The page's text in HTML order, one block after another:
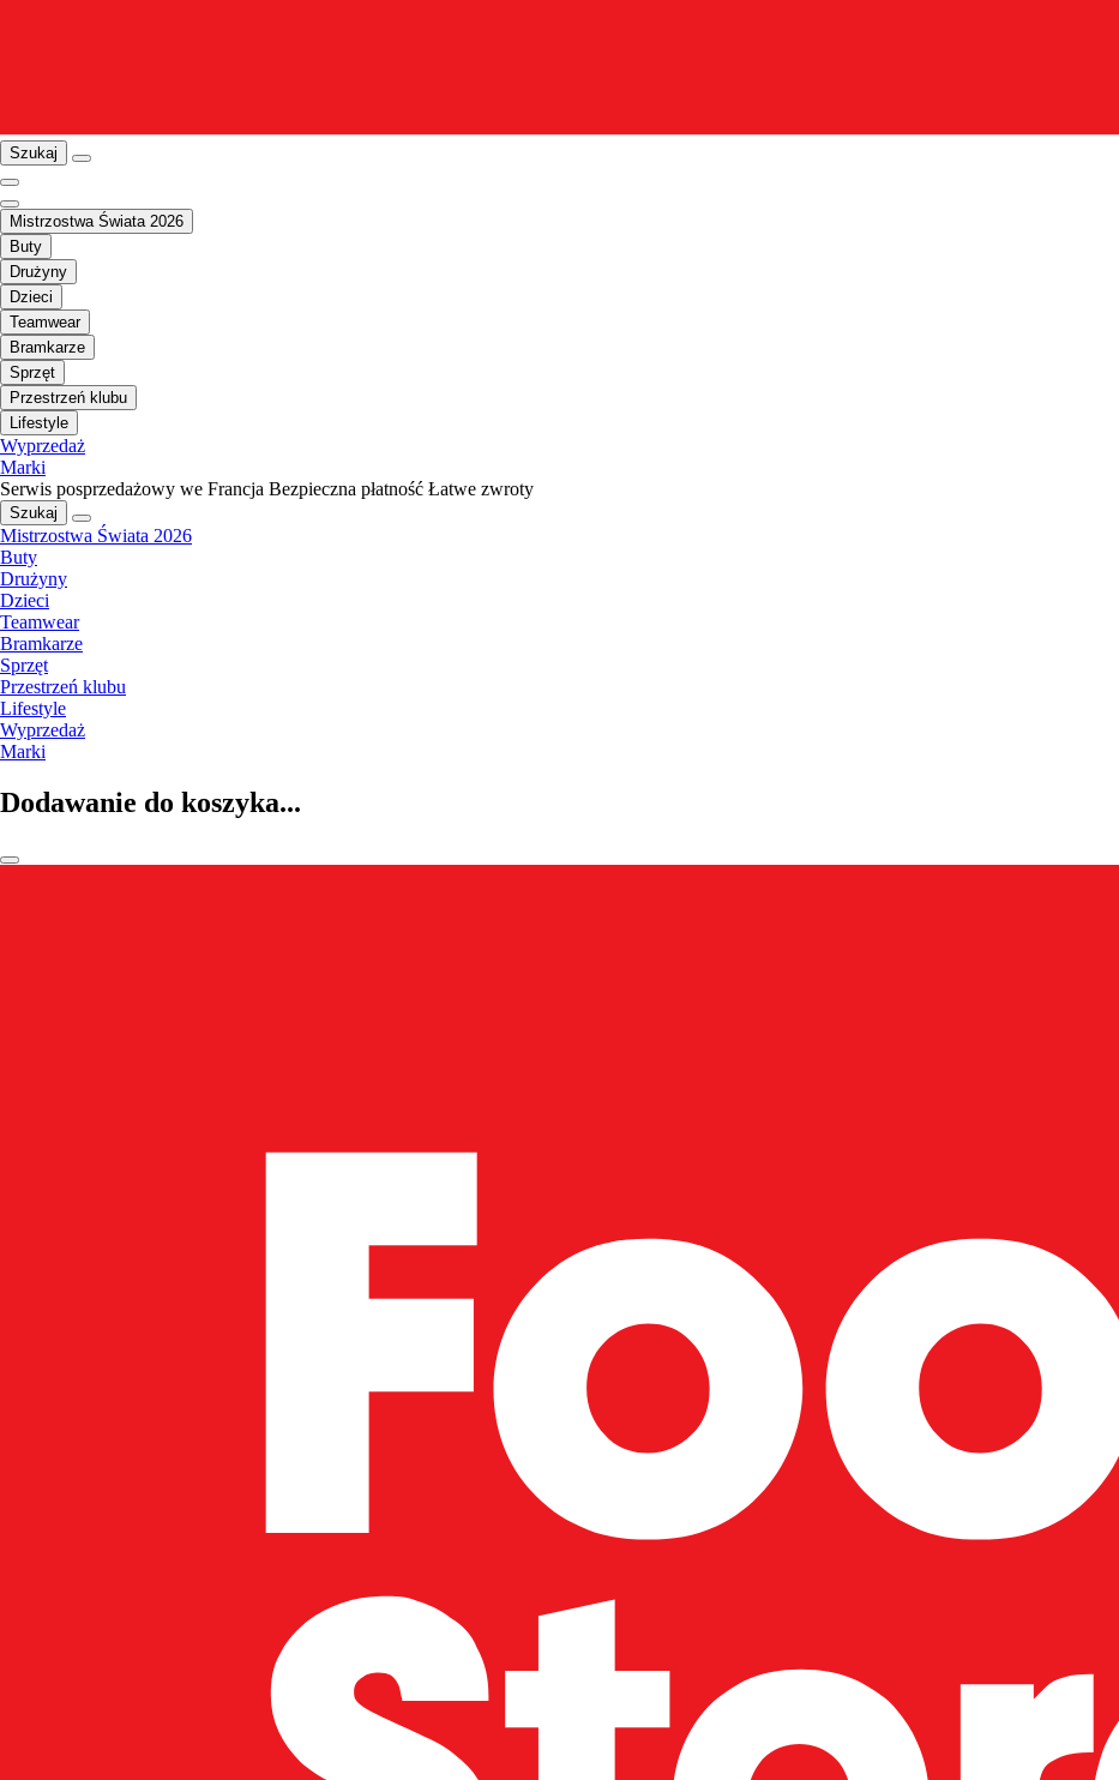
Szukaj
Mistrzostwa Świata 2026
Buty
Drużyny
Dzieci
Teamwear
Bramkarze
Sprzęt
Przestrzeń klubu
Lifestyle
Wyprzedaż
Marki
Serwis posprzedażowy we Francja Bezpieczna płatność Łatwe zwroty
Szukaj
Mistrzostwa Świata 2026
Buty
Drużyny
Dzieci
Teamwear
Bramkarze
Sprzęt
Przestrzeń klubu
Lifestyle
Wyprzedaż
Marki
Dodawanie do koszyka...